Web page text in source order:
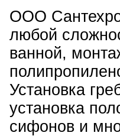
ООО
любой
ванной,
Установка
установка
сифонов и